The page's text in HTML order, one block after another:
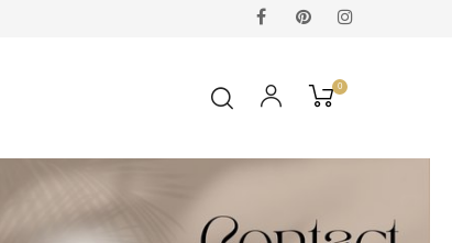
FacebookPinterest
0